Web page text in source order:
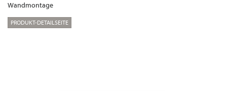
Wandmontage
PRODUKT-DETAILSEITE